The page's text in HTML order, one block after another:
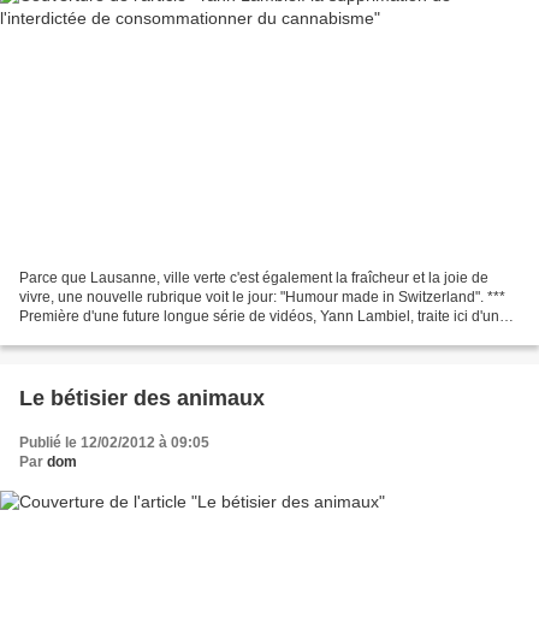
Parce que Lausanne, ville verte c'est également la fraîcheur et la joie de
vivre, une nouvelle rubrique voit le jour: "Humour made in Switzerland". ***
Première d'une future longue série de vidéos, Yann Lambiel, traite ici d'un
Le bétisier des animaux
Publié le 12/02/2012 à 09:05
Par dom